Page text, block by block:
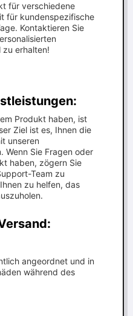
für verschiedene
für kundenspezifische
Kontaktieren Sie
zu erhalten!
Produkt haben, ist
Ziel ist es, Ihnen die
unseren
Wenn Sie Fragen oder
haben, zögern Sie
Team zu
zu helfen, das
angeordnet und in
während des